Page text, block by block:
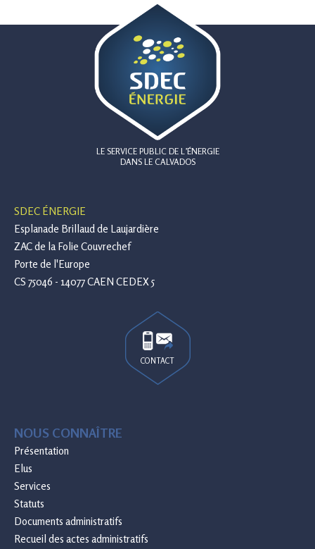
LE SERVICE PUBLIC DE L’ÉNERGIE
DANS LE CALVADOS
SDEC ÉNERGIE
Esplanade Brillaud de Laujardière
ZAC de la Folie Couvrechef
Porte de l'Europe
CS 75046 - 14077 CAEN CEDEX 5
CONTACT
NOUS CONNAÎTRE
Présentation
Elus
Services
Statuts
Documents administratifs
Recueil des actes administratifs